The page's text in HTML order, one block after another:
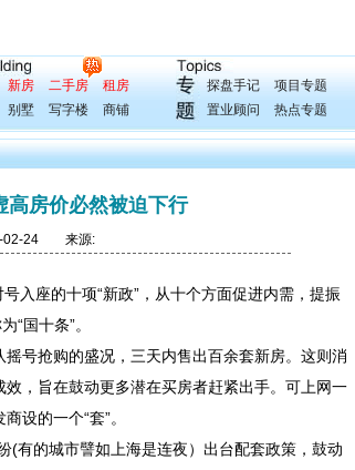
新房 二手房
租房
别墅
写字楼 商铺
探盘手记
项目专题
置业顾问
热点专题
高房价必然被迫下行
02-24 来源:
座的十项“新政”，从十个方面促进内需，提振
“国十条”。
号抢购的盛况，三天内售出百余套新房。这则消
，旨在鼓动更多潜在买房者赶紧出手。可上网一
设的一个“套”。
的城市譬如上海是连夜）出台配套政策，鼓动